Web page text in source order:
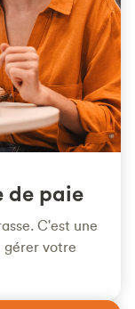
de paie
C'est une
gérer votre